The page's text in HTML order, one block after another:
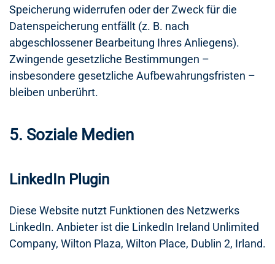
Speicherung widerrufen oder der Zweck für die
Datenspeicherung entfällt (z. B. nach
abgeschlossener Bearbeitung Ihres Anliegens).
Zwingende gesetzliche Bestimmungen –
insbesondere gesetzliche Aufbewahrungsfristen –
bleiben unberührt.
5. Soziale Medien
LinkedIn Plugin
Diese Website nutzt Funktionen des Netzwerks
LinkedIn. Anbieter ist die LinkedIn Ireland Unlimited
Company, Wilton Plaza, Wilton Place, Dublin 2, Irland.